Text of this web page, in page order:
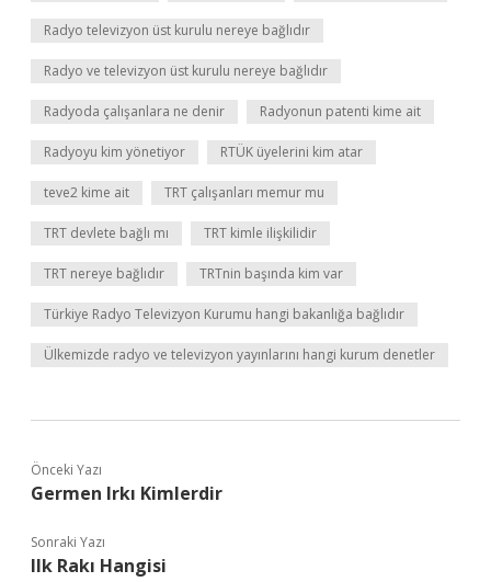
Radyo televizyon üst kurulu nereye bağlıdır
Radyo ve televizyon üst kurulu nereye bağlıdır
Radyoda çalışanlara ne denir Radyonun patenti kime ait
Radyoyu kim yönetiyor RTÜK üyelerini kim atar
teve2 kime ait TRT çalışanları memur mu
TRT devlete bağlı mı TRT kimle ilişkilidir
TRT nereye bağlıdır TRTnin başında kim var
Türkiye Radyo Televizyon Kurumu hangi bakanlığa bağlıdır
Ülkemizde radyo ve televizyon yayınlarını hangi kurum denetler
Önceki Yazı
Germen Irkı Kimlerdir
Sonraki Yazı
Ilk Rakı Hangisi